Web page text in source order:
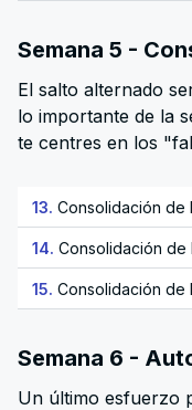
Semana 5 -
El salto alternado
lo importante de la
te centres en los
13. Consolidación de
14. Consolidación de
15. Consolidación de
Semana 6 -
Un último esfuerzo